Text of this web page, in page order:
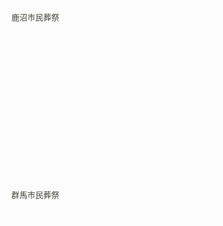
鹿沼市民葬祭
群馬市民葬祭